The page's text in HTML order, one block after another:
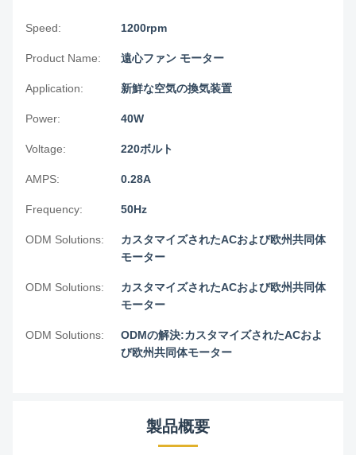
Speed: 1200rpm
Product Name: 遠心ファン モーター
Application: 新鮮な空気の換気装置
Power: 40W
Voltage: 220ボルト
AMPS: 0.28A
Frequency: 50Hz
ODM Solutions:
カスタマイズされたACおよび欧州共同体
モーター
ODM Solutions:
カスタマイズされたACおよび欧州共同体
モーター
ODM Solutions:
ODMの解決:カスタマイズされたACおよ
び欧州共同体モーター
製品概要